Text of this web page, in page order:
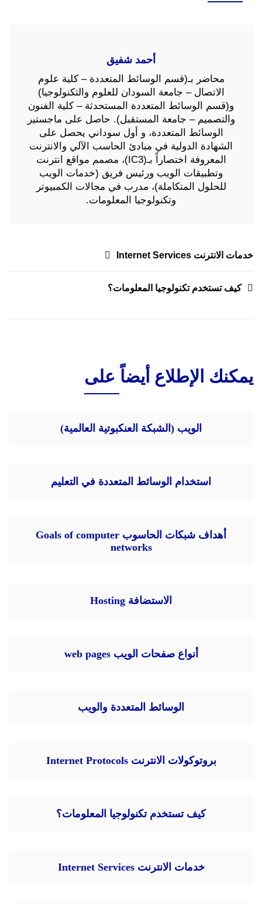
أحمد شفيق
محاضر بـ(قسم الوسائط المتعددة – كلية علوم
الاتصال – جامعة السودان للعلوم والتكنولوجيا)
و(قسم الوسائط المتعددة المستحدثة – كلية الفنون
والتصميم – جامعة المستقبل). حاصل على ماجستير
الوسائط المتعددة، و أول سوداني يحصل على
الشهادة الدولية في مبادئ الحاسب الآلي والانترنت
المعروفة اختصاراً بـ(IC3)، مصمم مواقع انترنت
وتطبيقات الويب ورئيس فريق (خدمات الويب
للحلول المتكاملة)، مدرب في مجالات الكمبيوتر
وتكنولوجيا المعلومات.
تصفّح
المقالات
خدمات الانترنت Internet Services
كيف تستخدم تكنولوجيا المعلومات؟
يمكنك الإطلاع أيضاً على
الويب (الشبكة العنكبوتية العالمية)
استخدام الوسائط المتعددة في التعليم
أهداف شبكات الحاسوب Goals of computer
networks
الاستضافة Hosting
أنواع صفحات الويب web pages
الوسائط المتعددة والويب
بروتوكولات الانترنت Internet Protocols
كيف تستخدم تكنولوجيا المعلومات؟
خدمات الانترنت Internet Services